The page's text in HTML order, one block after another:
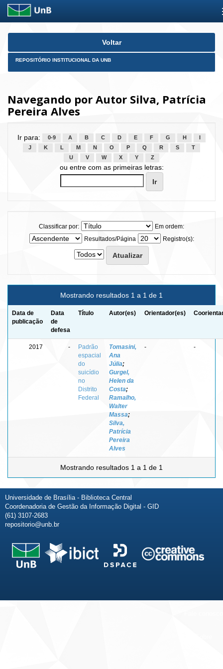
Skip
Voltar
REPOSITÓRIO INSTITUCIONAL DA UNB
Navegando por Autor Silva, Patrícia
Pereira Alves
Ir para: 0-9 A B C D E F G H
J
K L M N O P Q R S
T
U
V W X Y Z
ou entre com as primeiras letras:
Classificar por:
Em ordem:
Resultados/Página
Registro(s):
Mostrando resultados 1 a 1 de 1
Data de
publicação
Data
de
defesa
Título Autor(es) Orientador(es)
2017 -
Padrão
espacial
do
suicídio
no
Distrito
Federal
Tomasini,
Ana
Júlia;
Gurgel,
Helen da
Costa;
Ramalho,
Walter
Massa;
Silva,
Patrícia
Pereira
Alves
- -
Mostrando resultados 1 a 1 de 1
Universidade de Brasília - Biblioteca Central
Coordenadoria de Gestão da Informação Digital - GID
(61) 3107-2683
repositorio@unb.br